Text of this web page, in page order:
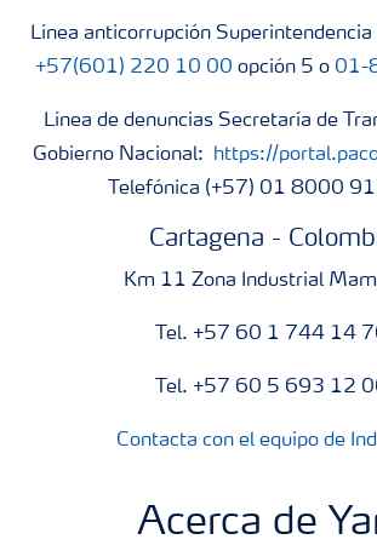
Línea anticorrupción Superintendencia
+57(601) 220 10 00 opción 5 o 01-
Línea de denuncias Secretaría de
Gobierno Nacional:
https://
Telefónica (+57) 01 8000
Cartagena -
Km 11 Zona Industrial
Tel. +57 60 1 744 14
Tel. +57 60 5 693 12
Contacta con el equipo de
Acerca de